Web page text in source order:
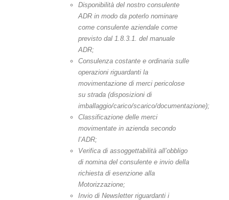
Disponibilità del nostro consulente
ADR in modo da poterlo nominare
come consulente aziendale come
previsto dal 1.8.3.1. del manuale
ADR;
Consulenza costante e ordinaria sulle
operazioni riguardanti la
movimentazione di merci pericolose
su strada (disposizioni di
imballaggio/carico/scarico/documentazione);
Classificazione delle merci
movimentate in azienda secondo
l’ADR;
Verifica di assoggettabilità all’obbligo
di nomina del consulente e invio della
richiesta di esenzione alla
Motorizzazione;
Invio di Newsletter riguardanti i